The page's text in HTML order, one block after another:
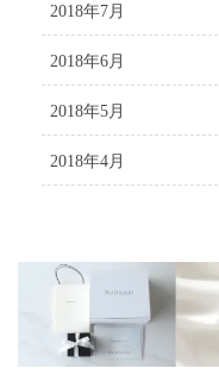
2018年7月
2018年6月
2018年5月
2018年4月